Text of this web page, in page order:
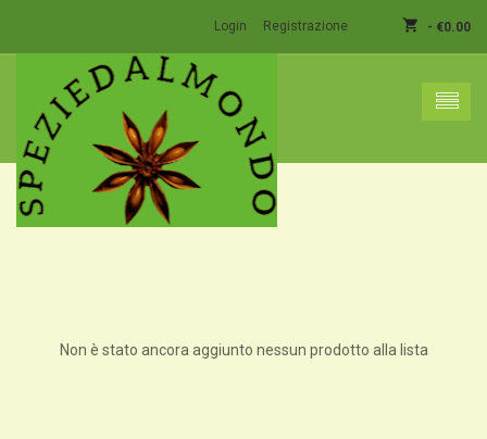
shopping_cart - €0.00
shopping_basket
Nessun prodotto nel carrello.
Login Registrazione
Non è stato ancora aggiunto nessun prodotto alla lista